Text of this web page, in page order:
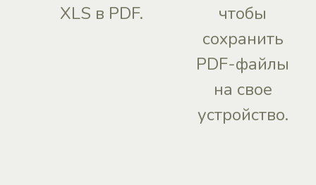
XLS в PDF.
чтобы
сохранить
PDF-файлы
на свое
устройство.